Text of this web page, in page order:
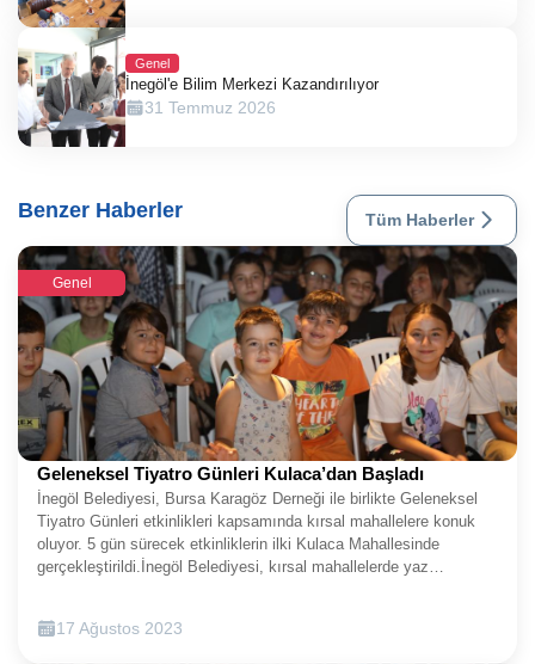
Genel
İnegöl'e Bilim Merkezi Kazandırılıyor
31 Temmuz 2026
Benzer Haberler Tüm Haberler
Genel
Geleneksel Tiyatro Günleri Kulaca’dan Başladı
İnegöl Belediyesi, Bursa Karagöz Derneği ile birlikte Geleneksel
Tiyatro Günleri etkinlikleri kapsamında kırsal mahallelere konuk
oluyor. 5 gün sürecek etkinliklerin ilki Kulaca Mahallesinde
gerçekleştirildi.İnegöl Belediyesi, kırsal mahallelerde yaz
Belediyesi Geleneksel Tiyatro Günleri kapsamında; Meddah, Orta
17 Ağustos 2023